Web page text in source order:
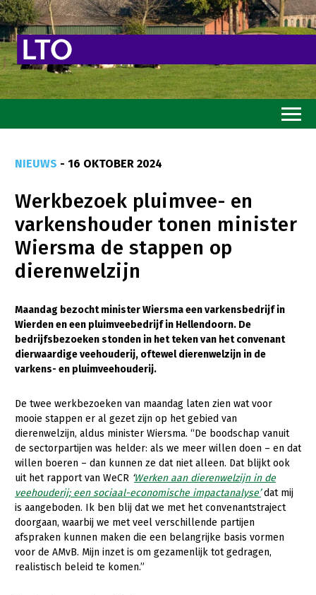
Goed eten
Mooi groen
Sterk ondernemerschap
Thema’s
Gezonde planten
Gezonde dieren
Bodem en water
Platteland en omgeving
Mens, ondernemerschap en onderwijs
Internationaal
Sectoren
Dier
NIEUWS - 16 OKTOBER 2024
Werkbezoek pluimvee- en
varkenshouder tonen minister
Wiersma de stappen op
dierenwelzijn
Maandag bezocht minister Wiersma een varkensbedrijf in
Wierden en een pluimveebedrijf in Hellendoorn. De
bedrijfsbezoeken stonden in het teken van het convenant
dierwaardige veehouderij, oftewel dierenwelzijn in de
varkens- en pluimveehouderij.
De twee werkbezoeken van maandag laten zien wat voor
mooie stappen er al gezet zijn op het gebied van
dierenwelzijn, aldus minister Wiersma. “De boodschap vanuit
de sectorpartijen was helder: als we meer willen doen – en dat
willen boeren – dan kunnen ze dat niet alleen. Dat blijkt ook
uit het rapport van WeCR ‘Werken aan dierenwelzijn in de
veehouderij; een sociaal-economische impactanalyse’dat mij
is aangeboden. Ik ben blij dat we met het convenantstraject
doorgaan, waarbij we met veel verschillende partijen
afspraken kunnen maken die een belangrijke basis vormen
voor de AMvB. Mijn inzet is om gezamenlijk tot gedragen,
realistisch beleid te komen.”